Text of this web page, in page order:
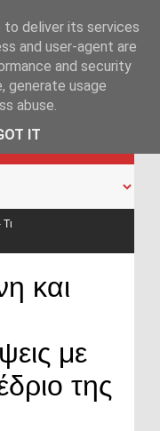
και
με
της
to deliver its services
and user-agent are
and security
generate usage
abuse.
IT